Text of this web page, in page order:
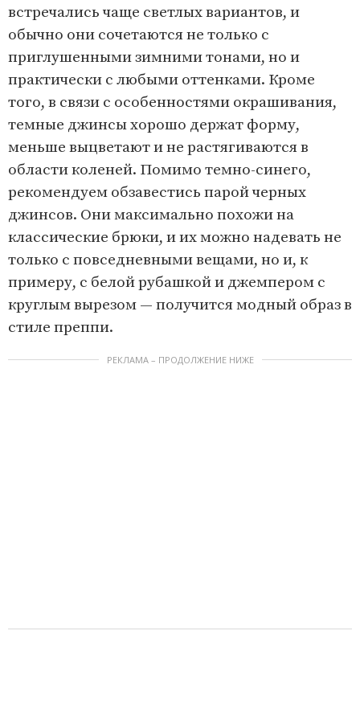
встречались чаще светлых вариантов, и
обычно они сочетаются не только с
приглушенными зимними тонами, но и
практически с любыми оттенками. Кроме
того, в связи с особенностями окрашивания,
темные джинсы хорошо держат форму,
меньше выцветают и не растягиваются в
области коленей. Помимо темно-синего,
рекомендуем обзавестись парой черных
джинсов. Они максимально похожи на
классические брюки, и их можно надевать не
только с повседневными вещами, но и, к
примеру, с белой рубашкой и джемпером с
круглым вырезом — получится модный образ в
стиле преппи.
РЕКЛАМА – ПРОДОЛЖЕНИЕ НИЖЕ